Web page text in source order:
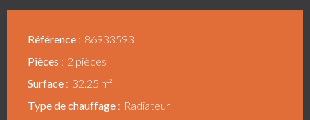
Référence
86933593
Pièces
2 pièces
Surface
32.25 m²
Type de chauffage
Radiateur